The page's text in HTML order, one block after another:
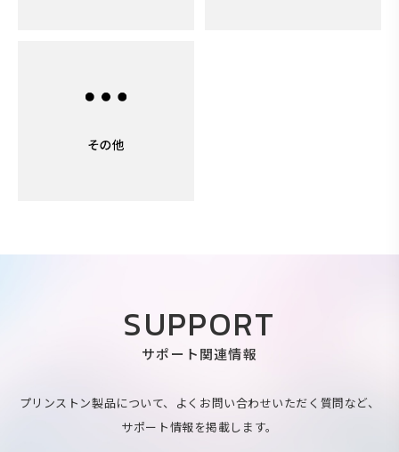
SUPPORT
サポート関連情報
プリンストン製品について、よくお問い合わせいただく質問など、
サポート情報を掲載します。